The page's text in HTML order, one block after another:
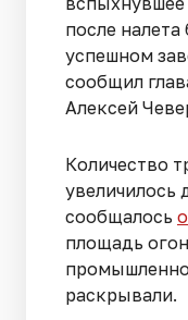
после
успешном
сообщил
Алексей
Количество
увеличилось
сообщалось
площадь
раскрывали.